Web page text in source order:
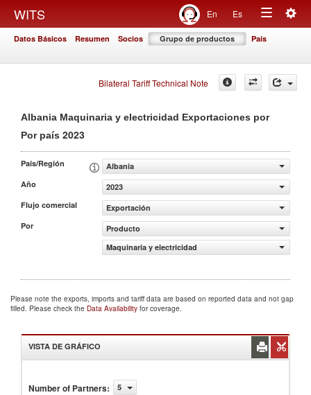
WITS En Es
Toggle
Datos Básicos Resumen Socios Grupo de productos País
Bilateral Tariff Technical Note
Albania Maquinaria y electricidad Exportaciones por
Por país 2023
País/Región
Albania
Año
2023
Flujo comercial
Exportación
Por
Producto
Maquinaria y electricidad
Please note the exports, imports and tariff data are based on reported data and not gap
filled. Please check the Data Availability for coverage.
VISTA DE GRÁFICO
Number of Partners: 5